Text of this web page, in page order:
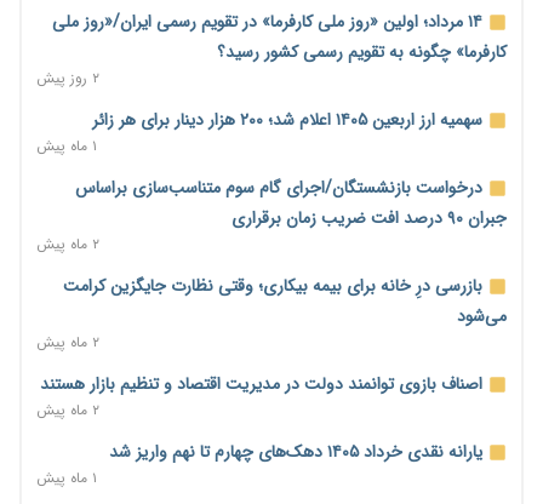
۲ روز پیش
نماینده مجلس: توسعه مرزهای زمینی به راهبرد تأمین کالاهای
خانه کارگر قزوین: شکاف دستمزد و هزینه معیشت هر روز عمیق‌تر
می‌شود
رئیس سازمان امور مالیاتی: بلاگرهای پردرآمد مشمول پرداخت
مالیات هستند
پیش‌بینی افزایش تولید برنج؛ نیاز وارداتی کشور به ۵۰۰ هزار تن
کاهش می‌یابد
۲ روز پیش
۱۴ مرداد؛ اولین «روز ملی کارفرما» در تقویم رسمی ایران/«روز ملی
کارفرما» چگونه به تقویم رسمی کشور رسید؟
۲ روز پیش
سهمیه ارز اربعین ۱۴۰۵ اعلام شد؛ ۲۰۰ هزار دینار برای هر زائر
۱ ماه پیش
درخواست بازنشستگان/اجرای گام سوم متناسب‌سازی براساس
جبران ۹۰ درصد افت ضریب زمان برقراری
۲ ماه پیش
بازرسی درِ خانه برای بیمه بیکاری؛ وقتی نظارت جایگزین کرامت
می‌شود
۲ ماه پیش
اصناف بازوی توانمند دولت در مدیریت اقتصاد و تنظیم بازار هستند
۲ ماه پیش
یارانه نقدی خرداد ۱۴۰۵ دهک‌های چهارم تا نهم واریز شد
۱ ماه پیش